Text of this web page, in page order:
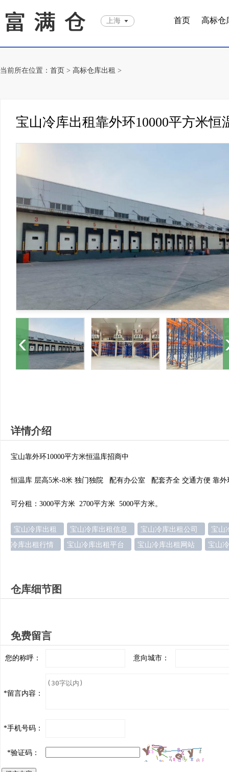
上海 首页 高标仓
当前所在位置： 首页 > 高标仓库出租 >
宝山冷库出租靠外环10000平方米恒
详情介绍
宝山靠外环10000平方米恒温库招商中
恒温库 层高5米-8米 独门独院 配有办公室 配套齐全 交通方便 靠外
可分租：3000平方米 2700平方米 5000平方米。
宝山冷库出租 宝山冷库出租信息 宝山冷库出租公司
宝山
冷库出租行情
宝山冷库出租平台 宝山冷库出租网站 宝山
仓库细节图
免费留言
您的称呼： 意向城市：
*留言内容：
*手机号码：
*验证码：